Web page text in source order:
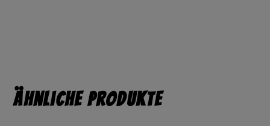
Ähnliche Produkte